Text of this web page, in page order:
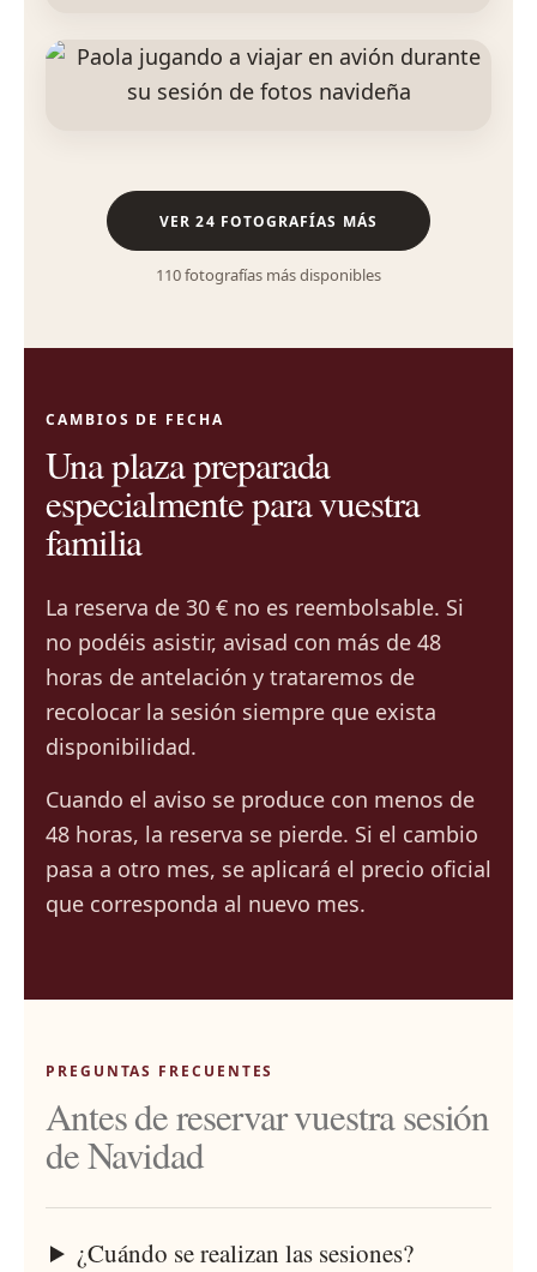
VER 24 FOTOGRAFÍAS MÁS
110 fotografías más disponibles
CAMBIOS DE FECHA
Una plaza preparada
especialmente para vuestra
familia
La reserva de 30 € no es reembolsable. Si
no podéis asistir, avisad con más de 48
horas de antelación y trataremos de
recolocar la sesión siempre que exista
disponibilidad.
Cuando el aviso se produce con menos de
48 horas, la reserva se pierde. Si el cambio
pasa a otro mes, se aplicará el precio oficial
que corresponda al nuevo mes.
PREGUNTAS FRECUENTES
Antes de reservar vuestra sesión
de Navidad
¿Cuándo se realizan las sesiones?